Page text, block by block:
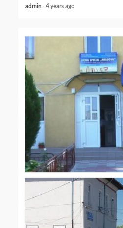
admin 4 years ago